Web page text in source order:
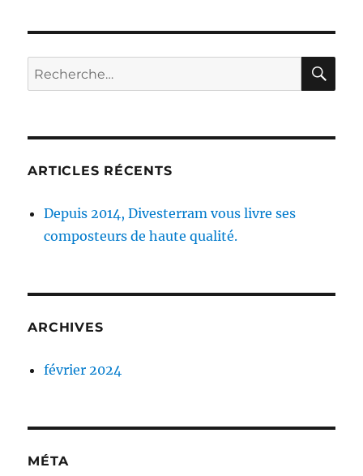
Recherche
pour :
ARTICLES RÉCENTS
Depuis 2014, Divesterram vous livre ses
composteurs de haute qualité.
ARCHIVES
février 2024
MÉTA